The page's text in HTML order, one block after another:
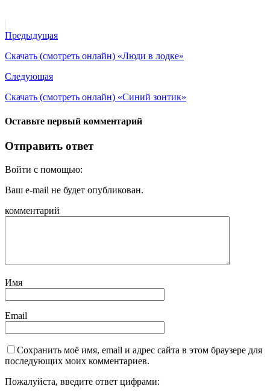
Предыдущая
Скачать (смотреть онлайн) «Люди в лодке»
Следующая
Скачать (смотреть онлайн) «Синий зонтик»
Оставьте первый комментарий
Отправить ответ
Войти с помощью:
Ваш e-mail не будет опубликован.
комментарий
Имя
Email
Сохранить моё имя, email и адрес сайта в этом браузере для
последующих моих комментариев.
Пожалуйста, введите ответ цифрами: